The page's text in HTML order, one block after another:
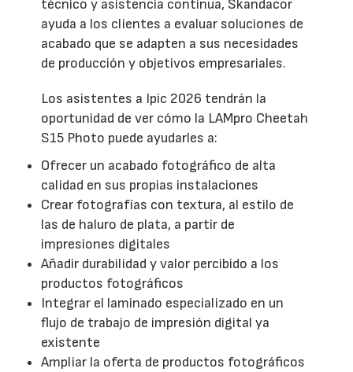
técnico y asistencia continua, Skandacor
ayuda a los clientes a evaluar soluciones de
acabado que se adapten a sus necesidades
de producción y objetivos empresariales.
Los asistentes a Ipic 2026 tendrán la
oportunidad de ver cómo la LAMpro Cheetah
S15 Photo puede ayudarles a:
Ofrecer un acabado fotográfico de alta
calidad en sus propias instalaciones
Crear fotografías con textura, al estilo de
las de haluro de plata, a partir de
impresiones digitales
Añadir durabilidad y valor percibido a los
productos fotográficos
Integrar el laminado especializado en un
flujo de trabajo de impresión digital ya
existente
Ampliar la oferta de productos fotográficos